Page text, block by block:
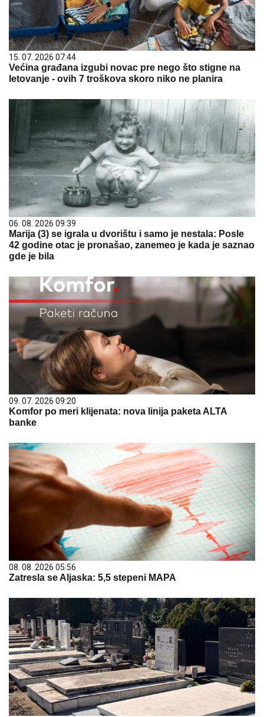
15. 07. 2026 07:44
Većina građana izgubi novac pre nego što stigne na
letovanje - ovih 7 troškova skoro niko ne planira
06. 08. 2026 09:39
Marija (3) se igrala u dvorištu i samo je nestala: Posle
42 godine otac je pronašao, zanemeo je kada je saznao
gde je bila
09. 07. 2026 09:20
Komfor po meri klijenata: nova linija paketa ALTA
banke
08. 08. 2026 05:56
Zatresla se Aljaska: 5,5 stepeni MAPA